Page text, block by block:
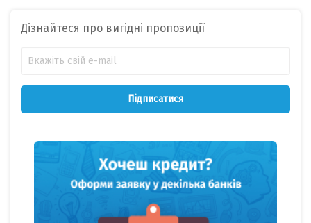
Дізнайтеся про вигідні пропозиції
Підписатися